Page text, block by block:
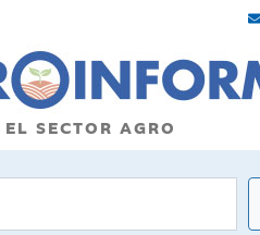
SECTOR AGRO